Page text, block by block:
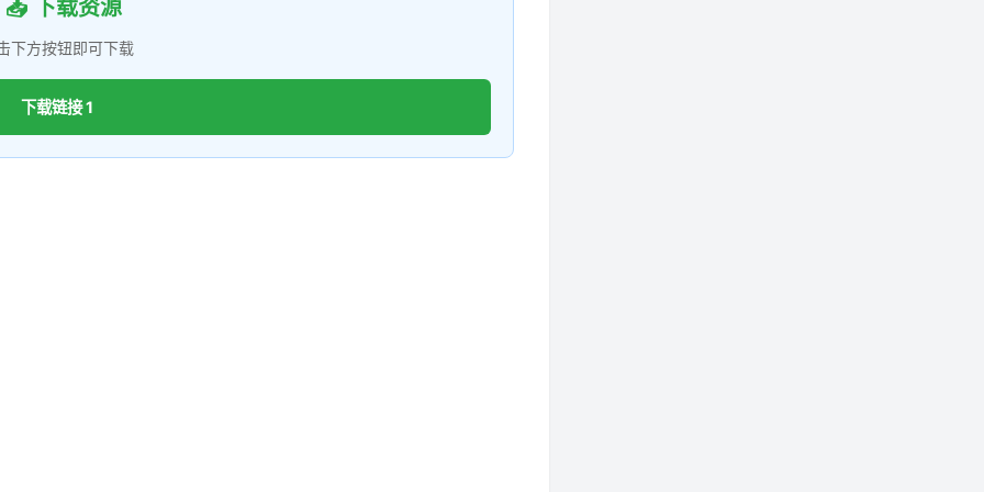
📥 下载资源
下方按钮即可下载
下载链接 1